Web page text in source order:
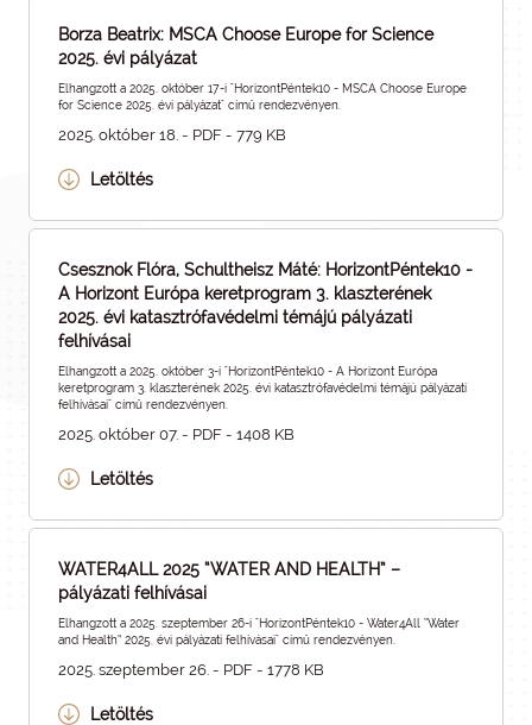
Borza Beatrix: MSCA Choose Europe for Science
2025. évi pályázat
Elhangzott a 2025. október 17-i "HorizontPéntek10 - MSCA Choose Europe
for Science 2025. évi pályázat" című rendezvényen.
2025. október 18. - PDF - 779 KB
Letöltés
Csesznok Flóra, Schultheisz Máté: HorizontPéntek10 -
A Horizont Európa keretprogram 3. klaszterének
2025. évi katasztrófavédelmi témájú pályázati
felhívásai
Elhangzott a 2025. október 3-i "HorizontPéntek10 - A Horizont Európa
keretprogram 3. klaszterének 2025. évi katasztrófavédelmi témájú pályázati
felhívásai" című rendezvényen.
2025. október 07. - PDF - 1408 KB
Letöltés
WATER4ALL 2025 “WATER AND HEALTH” –
pályázati felhívásai
Elhangzott a 2025. szeptember 26-i "HorizontPéntek10 - Water4All “Water
and Health” 2025. évi pályázati felhívásai" című rendezvényen.
2025. szeptember 26. - PDF - 1778 KB
Letöltés